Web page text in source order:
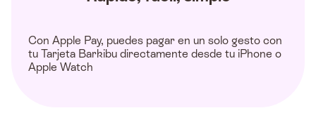
Con Apple Pay, puedes pagar en un solo gesto con
tu Tarjeta Barkibu directamente desde tu iPhone o
Apple Watch